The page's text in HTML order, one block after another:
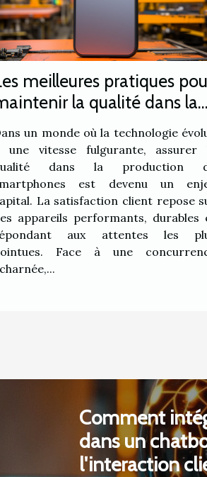
meilleures pratiques
la qualité dans la
production de smartphones
un monde où la technologie
une vitesse fulgurante, assurer
dans la production
est devenu un
La satisfaction client repose
appareils performants, durables
aux attentes les
Face à une
Comment
dans un
l'interaction